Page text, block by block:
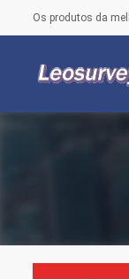
Os produtos da